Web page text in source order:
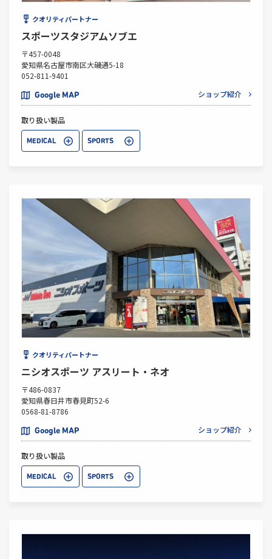
クオリティパートナー
スポーツスタジアムソブエ
〒457-0048
愛知県名古屋市南区大磯通5-18
052-811-9401
Google MAP ショップ紹介
取り扱い製品
MEDICAL SPORTS
クオリティパートナー
ニシオスポーツ アスリート・ネオ
〒486-0837
愛知県春日井市春見町52-6
0568-81-8786
Google MAP ショップ紹介
取り扱い製品
MEDICAL SPORTS